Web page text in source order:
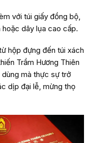
với túi giấy đồng bộ,
dây lụa cao cấp.
hộp đựng đến túi xách
Trầm Hương Thiên
dùng mà thực sự trở
dịp đại lễ, mừng thọ